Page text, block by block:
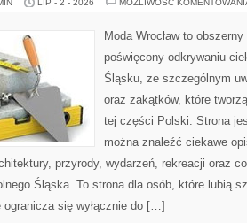
LIP - 2 - 2026 MOŻLIWOŚĆ
Moda Wrocław to
poświęcony odkrywaniu
Śląsku, ze szczególnym
oraz zakątków, które
tej części Polski. Strona
można znaleźć ciekawe
przyrody, wydarzeń, rekreacji oraz
Śląska. To strona dla osób, które lubią
ogranicza się wyłącznie do […]